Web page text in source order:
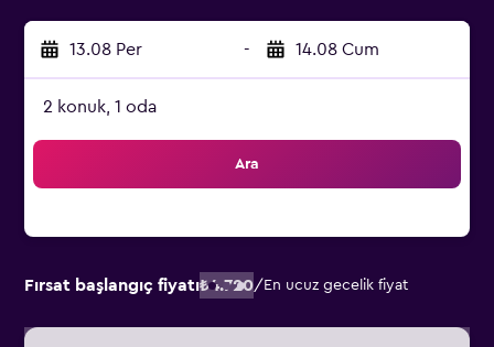
13.08 Per - 14.08 Cum
2 konuk, 1 oda
Ara
Fırsat başlangıç fiyatı₺4.720/ En ucuz gecelik fiyat